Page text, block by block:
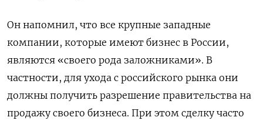
Он напомнил, что все крупные западные
компании, которые имеют бизнес в России,
являются «своего рода заложниками». В
частности, для ухода с российского рынка они
должны получить разрешение правительства на
продажу своего бизнеса. При этом сделку часто